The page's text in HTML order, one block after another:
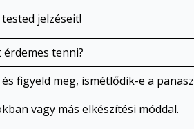
jelzéseit!
érdemes tenni?
figyeld meg, ismétlődik-e a panasz
vagy más elkészítési móddal.